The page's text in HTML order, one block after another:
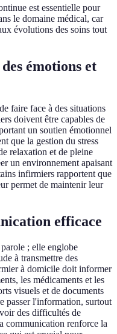
est essentielle pour
le domaine médical, car
évolutions des soins tout
émotions et
faire face à des situations
doivent être capables de
un soutien émotionnel
que la gestion du stress
relaxation et de pleine
un environnement apaisant
infirmiers rapportent que
permet de maintenir leur
efficace
; elle englobe
à transmettre des
à domicile doit informer
les médicaments et les
visuels et de documents
passer l'information, surtout
des difficultés de
communication renforce la